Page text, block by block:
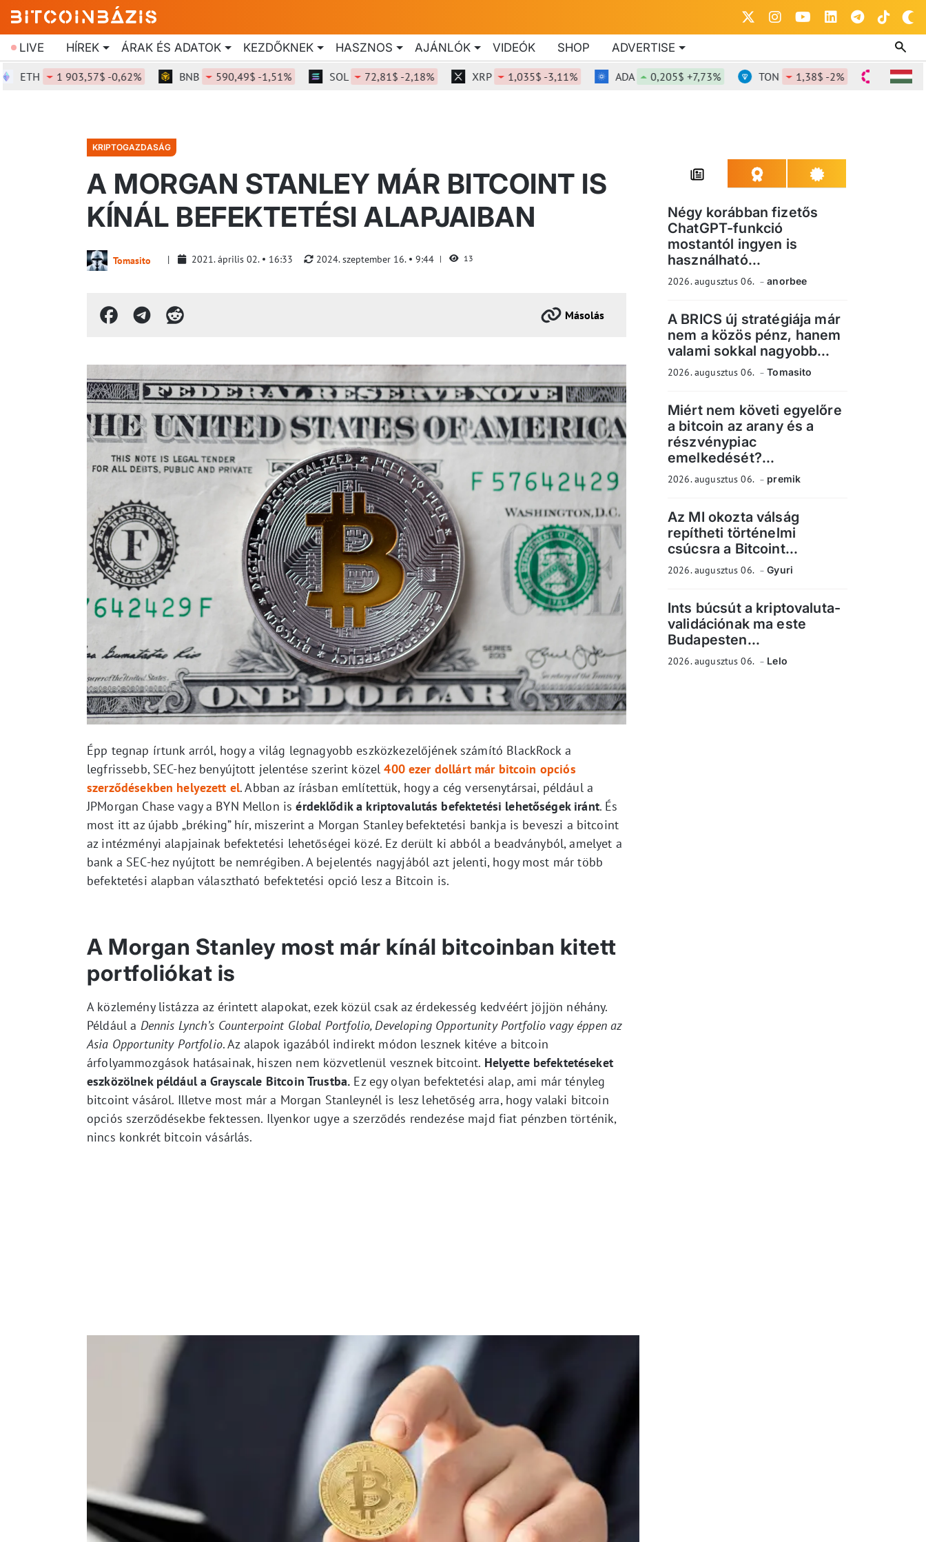
LIVE HÍREK ÁRAK ÉS ADATOK KEZDŐKNEK HASZNOS AJÁNLÓK VIDEÓK SHOP ADVERTISE
1 903,57$ -0,62% BNB 590,49$ -1,51% SOL 72,81$ -2,18% XRP 1,035$ -3,11% ADA 0,205$ +7,73% TON 1,38$ -2% DOT 0,823$
KRIPTOGAZDASÁG
A MORGAN STANLEY MÁR BITCOINT IS
KÍNÁL BEFEKTETÉSI ALAPJAIBAN
Tomasito 2021. április 02. 16:33 2024. szeptember 16. 9:44 13
Másolás
Épp tegnap írtunk arról, hogy a világ legnagyobb eszközkezelőjének számító BlackRock a
legfrissebb, SEC-hez benyújtott jelentése szerint közel400 ezer dollárt már bitcoin opciós
szerződésekben helyezett el. Abban az írásban említettük, hogy a cég versenytársai, például a
JPMorgan Chase vagy a BYN Mellon isérdeklődik a kriptovalutás befektetési lehetőségek iránt. És
most itt az újabb „bréking” hír, miszerint a Morgan Stanley befektetési bankja is beveszi a bitcoint
az intézményi alapjainak befektetési lehetőségei közé. Ez derült ki abból a beadványból, amelyet a
bank a SEC-hez nyújtott be nemrégiben. A bejelentés nagyjából azt jelenti, hogy most már több
befektetési alapban választható befektetési opció lesz a Bitcoin is.
A Morgan Stanley most már kínál bitcoinban kitett
portfoliókat is
A közlemény listázza az érintett alapokat, ezek közül csak az érdekesség kedvéért jöjjön néhány.
Például a Dennis Lynch’s Counterpoint Global Portfolio, Developing Opportunity Portfolio vagy éppen az
Asia Opportunity Portfolio. Az alapok igazából indirekt módon lesznek kitéve a bitcoin
árfolyammozgások hatásainak, hiszen nem közvetlenül vesznek bitcoint. Helyette befektetéseket
eszközölnek például a Grayscale Bitcoin Trustba. Ez egy olyan befektetési alap, ami már tényleg
bitcoint vásárol. Illetve most már a Morgan Stanleynél is lesz lehetőség arra, hogy valaki bitcoin
opciós szerződésekbe fektessen. Ilyenkor ugye a szerződés rendezése majd fiat pénzben történik,
nincs konkrét bitcoin vásárlás.
Négy korábban fizetős
ChatGPT-funkció
mostantól ingyen is
használható...
2026. augusztus 06. anorbee
A BRICS új stratégiája már
nem a közös pénz, hanem
valami sokkal nagyobb...
2026. augusztus 06. Tomasito
Miért nem követi egyelőre
a bitcoin az arany és a
részvénypiac
emelkedését?...
2026. augusztus 06. premik
Az MI okozta válság
repítheti történelmi
csúcsra a Bitcoint...
2026. augusztus 06. Gyuri
Ints búcsút a kriptovaluta-
validációnak ma este
Budapesten...
2026. augusztus 06. Lelo